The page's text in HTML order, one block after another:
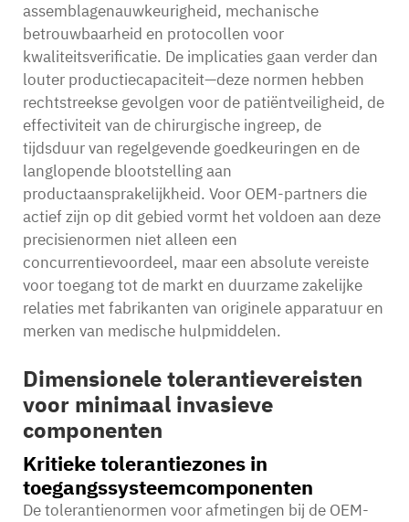
assemblagenauwkeurigheid, mechanische
betrouwbaarheid en protocollen voor
kwaliteitsverificatie. De implicaties gaan verder dan
louter productiecapaciteit—deze normen hebben
rechtstreekse gevolgen voor de patiëntveiligheid, de
effectiviteit van de chirurgische ingreep, de
tijdsduur van regelgevende goedkeuringen en de
langlopende blootstelling aan
productaansprakelijkheid. Voor OEM-partners die
actief zijn op dit gebied vormt het voldoen aan deze
precisienormen niet alleen een
concurrentievoordeel, maar een absolute vereiste
voor toegang tot de markt en duurzame zakelijke
relaties met fabrikanten van originele apparatuur en
merken van medische hulpmiddelen.
Dimensionele tolerantievereisten
voor minimaal invasieve
componenten
Kritieke tolerantiezones in
toegangssysteemcomponenten
De tolerantienormen voor afmetingen bij de OEM-